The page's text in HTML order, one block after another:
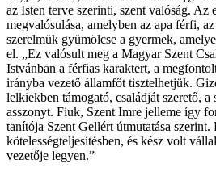
az Isten terve szerinti, szent valóság. Az
megvalósulása, amelyben az apa férfi,
szerelmük gyümölcse a gyermek,
el. „Ez valósult meg a Magyar Szent
Istvánban a férfias karaktert, a
irányba vezető államfőt tisztelhetjük.
lelkiekben támogató, családját szerető,
asszonyt. Fiuk, Szent Imre jelleme így
tanítója Szent Gellért útmutatása szerint.
kötelességteljesítésben, és kész volt
vezetője legyen.”